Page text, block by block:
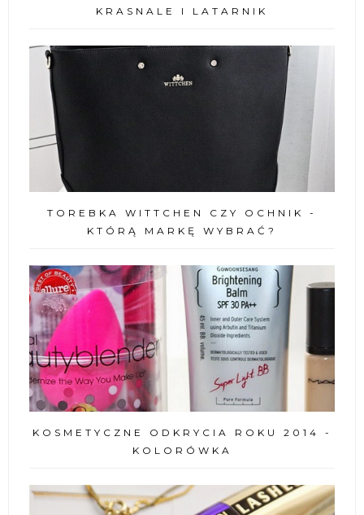
KRASNALE I LATARNIK
TOREBKA WITTCHEN CZY OCHNIK -
KTÓRĄ MARKĘ WYBRAĆ?
KOSMETYCZNE ODKRYCIA ROKU 2014 -
KOLORÓWKA